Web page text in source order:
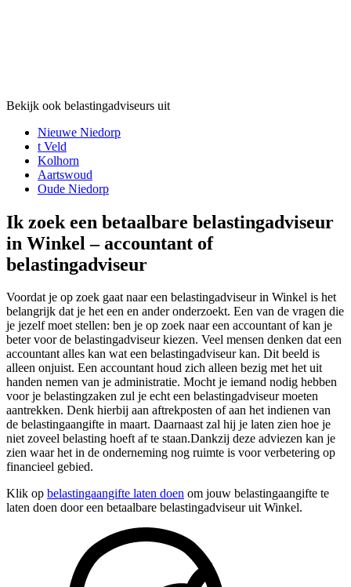
Bekijk ook belastingadviseurs uit
Nieuwe Niedorp
t Veld
Kolhorn
Aartswoud
Oude Niedorp
Ik zoek een betaalbare belastingadviseur
in Winkel – accountant of
belastingadviseur
Voordat je op zoek gaat naar een belastingadviseur in Winkel is het
belangrijk dat je het een en ander onderzoekt. Een van de vragen die
je jezelf moet stellen: ben je op zoek naar een accountant of kan je
beter voor de belastingadviseur kiezen. Veel mensen denken dat een
accountant alles kan wat een belastingadviseur kan. Dit beeld is
alleen onjuist. Een accountant houd zich alleen bezig met het uit
handen nemen van je administratie. Mocht je iemand nodig hebben
voor je belastingzaken zul je echt een belastingadviseur moeten
aantrekken. Denk hierbij aan aftrekposten of aan het indienen van
de belastingaangifte in maart. Daarnaast zal hij je laten zien hoe je
niet zoveel belasting hoeft af te staan.Dankzij deze adviezen kan je
zien waar het in de onderneming nog ruimte is voor verbetering op
financieel gebied.
Klik op belastingaangifte laten doen om jouw belastingaangifte te
laten doen door een betaalbare belastingadviseur uit Winkel.